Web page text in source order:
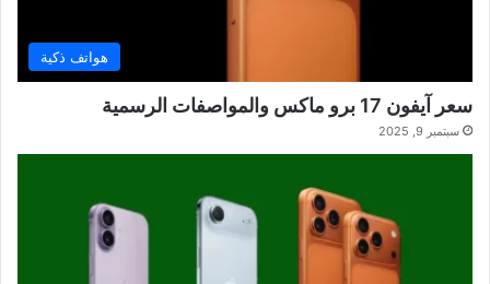
هواتف ذكية
سعر آيفون 17 برو ماكس والمواصفات الرسمية
سبتمبر 9, 2025